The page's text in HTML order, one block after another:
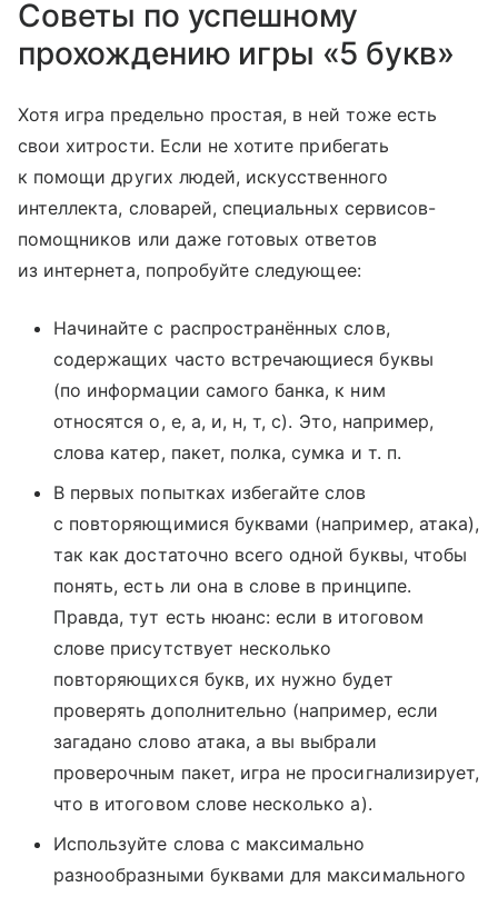
Советы по успешному
прохождению игры «5 букв»
Хотя игра предельно простая, в ней тоже есть
свои хитрости. Если не хотите прибегать
к помощи других людей, искусственного
интеллекта, словарей, специальных сервисов-
помощников или даже готовых ответов
из интернета, попробуйте следующее:
Начинайте с распространённых слов,
содержащих часто встречающиеся буквы
(по информации самого банка, к ним
относятся о, е, а, и, н, т, с). Это, например,
слова катер, пакет, полка, сумка и т. п.
В первых попытках избегайте слов
с повторяющимися буквами (например, атака),
так как достаточно всего одной буквы, чтобы
понять, есть ли она в слове в принципе.
Правда, тут есть нюанс: если в итоговом
слове присутствует несколько
повторяющихся букв, их нужно будет
проверять дополнительно (например, если
загадано слово атака, а вы выбрали
проверочным пакет, игра не просигнализирует,
что в итоговом слове несколько а).
Используйте слова с максимально
разнообразными буквами для максимального